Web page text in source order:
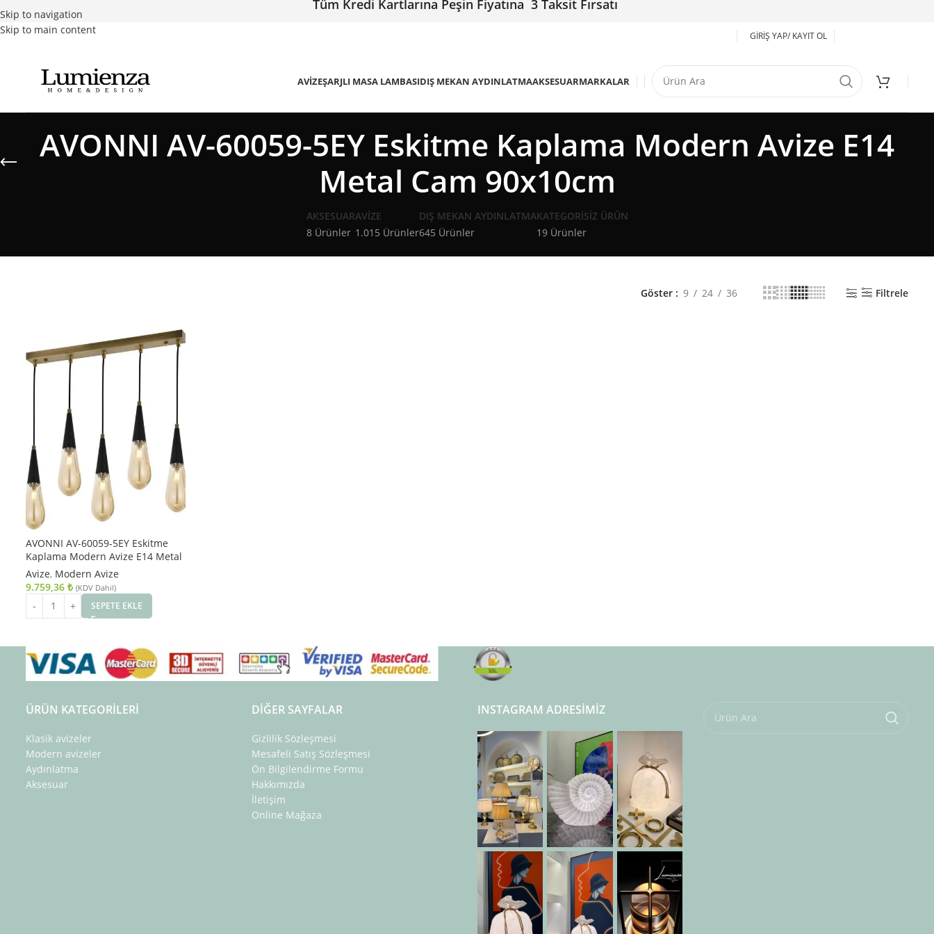
Skip to navigation
Skip to main content
Tüm Kredi Kartlarına Peşin Fiyatına 3 Taksit Fırsatı
GIRIŞ YAP/ KAYIT OL
AVIZEŞARJLI MASA LAMBASIDIŞ MEKAN AYDINLATMAAKSESUARMARKALAR
AVONNI AV-60059-5EY Eskitme Kaplama Modern Avize E14
Metal Cam 90x10cm
AKSESUAR
8 Ürünler
AVIZE
1.015 Ürünler
DIŞ MEKAN AYDINLATMA
645 Ürünler
KATEGORISIZ ÜRÜN
19 Ürünler
Göster 9 24 36 Filtrele
AVONNI AV-60059-5EY Eskitme
Kaplama Modern Avize E14 Metal
Cam 90x10cm
Avize, Modern Avize
9.759,36 ₺ (KDV Dahil)
SEPETE EKLE
ÜRÜN KATEGORILERI
Klasik avizeler
Modern avizeler
Aydınlatma
Aksesuar
DIĞER SAYFALAR
Gizlilik Sözleşmesi
Mesafeli Satış Sözleşmesi
Ön Bilgilendirme Formu
Hakkımızda
İletişim
Online Mağaza
INSTAGRAM ADRESIMIZ